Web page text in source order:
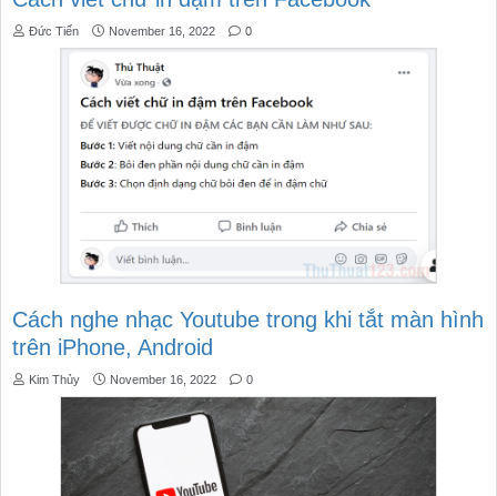
Đức Tiến November 16, 2022 0
Cách nghe nhạc Youtube trong khi tắt màn hình
trên iPhone, Android
Kim Thủy November 16, 2022 0